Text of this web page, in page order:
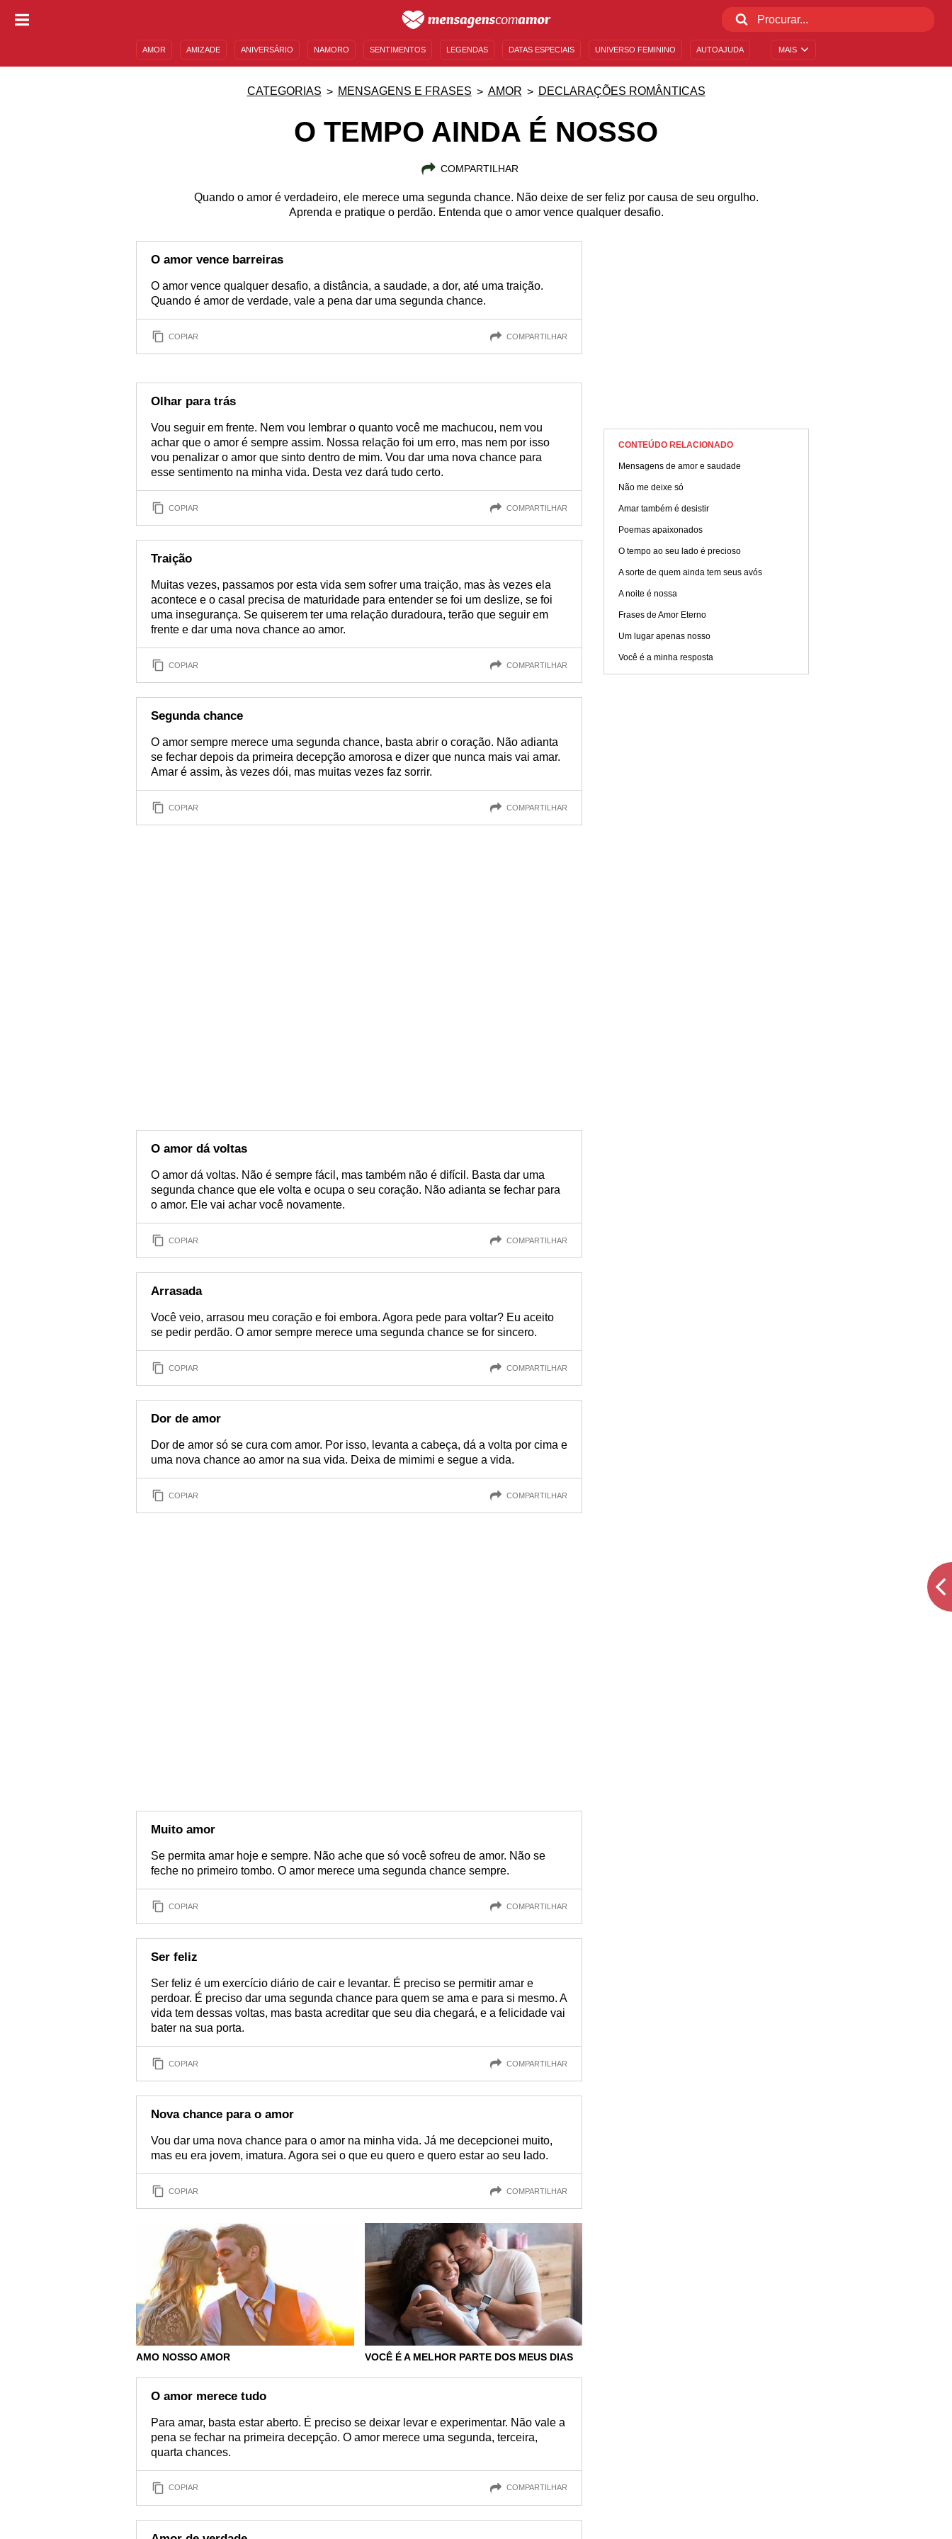
MAIS
AMOR AMIZADE ANIVERSÁRIO NAMORO SENTIMENTOS LEGENDAS DATAS ESPECIAIS UNIVERSO FEMININO AUTOAJUDA
CATEGORIAS MENSAGENS E FRASES AMOR DECLARAÇÕES ROMÂNTICAS
O TEMPO AINDA É NOSSO
COMPARTILHAR
Quando o amor é verdadeiro, ele merece uma segunda chance. Não deixe de ser feliz por causa de seu orgulho.
Aprenda e pratique o perdão. Entenda que o amor vence qualquer desafio.
O amor vence barreiras
O amor vence qualquer desafio, a distância, a saudade, a dor, até uma traição.
Quando é amor de verdade, vale a pena dar uma segunda chance.
COPIAR COMPARTILHAR
Olhar para trás
Vou seguir em frente. Nem vou lembrar o quanto você me machucou, nem vou
achar que o amor é sempre assim. Nossa relação foi um erro, mas nem por isso
vou penalizar o amor que sinto dentro de mim. Vou dar uma nova chance para
esse sentimento na minha vida. Desta vez dará tudo certo.
COPIAR COMPARTILHAR
Traição
Muitas vezes, passamos por esta vida sem sofrer uma traição, mas às vezes ela
acontece e o casal precisa de maturidade para entender se foi um deslize, se foi
uma insegurança. Se quiserem ter uma relação duradoura, terão que seguir em
frente e dar uma nova chance ao amor.
COPIAR COMPARTILHAR
Segunda chance
O amor sempre merece uma segunda chance, basta abrir o coração. Não adianta
se fechar depois da primeira decepção amorosa e dizer que nunca mais vai amar.
Amar é assim, às vezes dói, mas muitas vezes faz sorrir.
COPIAR COMPARTILHAR
O amor dá voltas
O amor dá voltas. Não é sempre fácil, mas também não é difícil. Basta dar uma
segunda chance que ele volta e ocupa o seu coração. Não adianta se fechar para
o amor. Ele vai achar você novamente.
COPIAR COMPARTILHAR
Arrasada
Você veio, arrasou meu coração e foi embora. Agora pede para voltar? Eu aceito
se pedir perdão. O amor sempre merece uma segunda chance se for sincero.
COPIAR COMPARTILHAR
Dor de amor
Dor de amor só se cura com amor. Por isso, levanta a cabeça, dá a volta por cima e
uma nova chance ao amor na sua vida. Deixa de mimimi e segue a vida.
COPIAR COMPARTILHAR
Muito amor
Se permita amar hoje e sempre. Não ache que só você sofreu de amor. Não se
feche no primeiro tombo. O amor merece uma segunda chance sempre.
COPIAR COMPARTILHAR
Ser feliz
Ser feliz é um exercício diário de cair e levantar. É preciso se permitir amar e
perdoar. É preciso dar uma segunda chance para quem se ama e para si mesmo. A
vida tem dessas voltas, mas basta acreditar que seu dia chegará, e a felicidade vai
bater na sua porta.
COPIAR COMPARTILHAR
Nova chance para o amor
Vou dar uma nova chance para o amor na minha vida. Já me decepcionei muito,
mas eu era jovem, imatura. Agora sei o que eu quero e quero estar ao seu lado.
COPIAR COMPARTILHAR
AMO NOSSO AMOR VOCÊ É A MELHOR PARTE DOS MEUS DIAS
O amor merece tudo
Para amar, basta estar aberto. É preciso se deixar levar e experimentar. Não vale a
pena se fechar na primeira decepção. O amor merece uma segunda, terceira,
quarta chances.
COPIAR COMPARTILHAR
CONTEÚDO RELACIONADO
Mensagens de amor e saudade
Não me deixe só
Amar também é desistir
Poemas apaixonados
O tempo ao seu lado é precioso
A sorte de quem ainda tem seus avós
A noite é nossa
Frases de Amor Eterno
Um lugar apenas nosso
Você é a minha resposta